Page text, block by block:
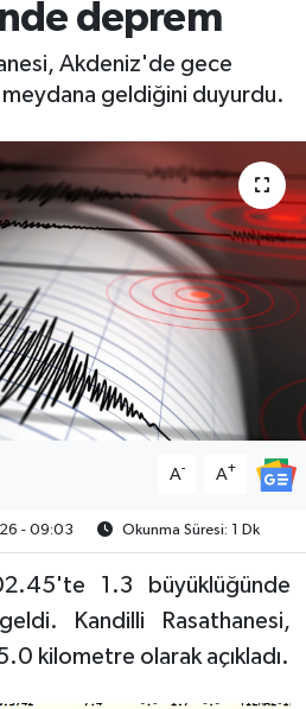
deprem
Akdeniz'de gece
geldiğini duyurdu.
A- A+
- 09:03 Okunma Süresi: 1 Dk
1.3 büyüklüğünde
Kandilli Rasathanesi,
kilometre olarak açıkladı.
ve Fikstür